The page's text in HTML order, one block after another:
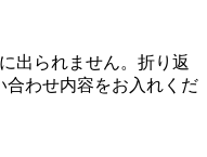
出られません。折り返
合わせ内容をお入れくだ